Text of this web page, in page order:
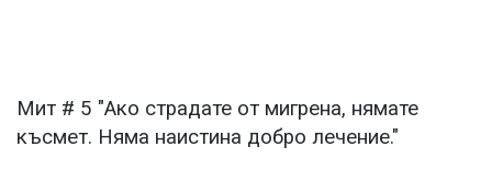
Мит # 5 "Ако страдате от мигрена, нямате
късмет. Няма наистина добро лечение."